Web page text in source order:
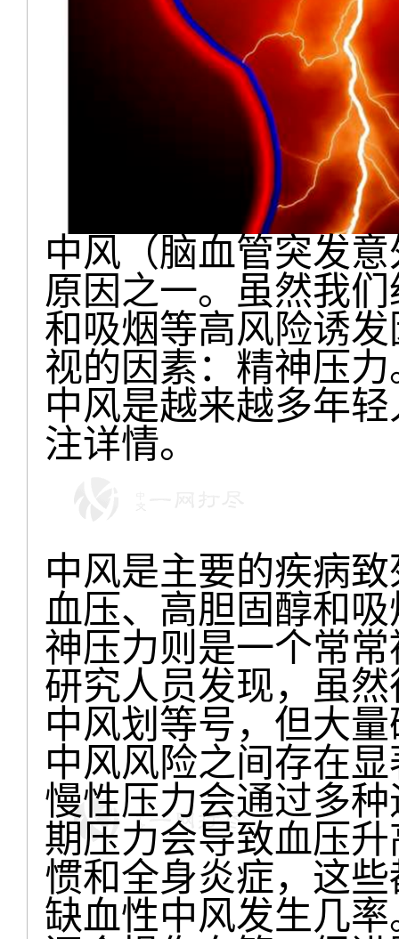
中风（脑血管突发
原因之一。虽然我
和吸烟等高风险诱
视的因素：精神压
中风是越来越多年
注详情。
中风是主要的疾病
血压、高胆固醇和
神压力则是一个常
研究人员发现，虽
中风划等号，但大
中风风险之间存在
慢性压力会通过多
期压力会导致血压
惯和全身炎症，这
缺血性中风发生几